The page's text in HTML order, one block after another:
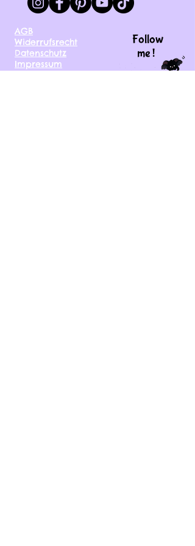
AGB
Widerrufsrecht
Datenschutz
Impressum
Follow
me !